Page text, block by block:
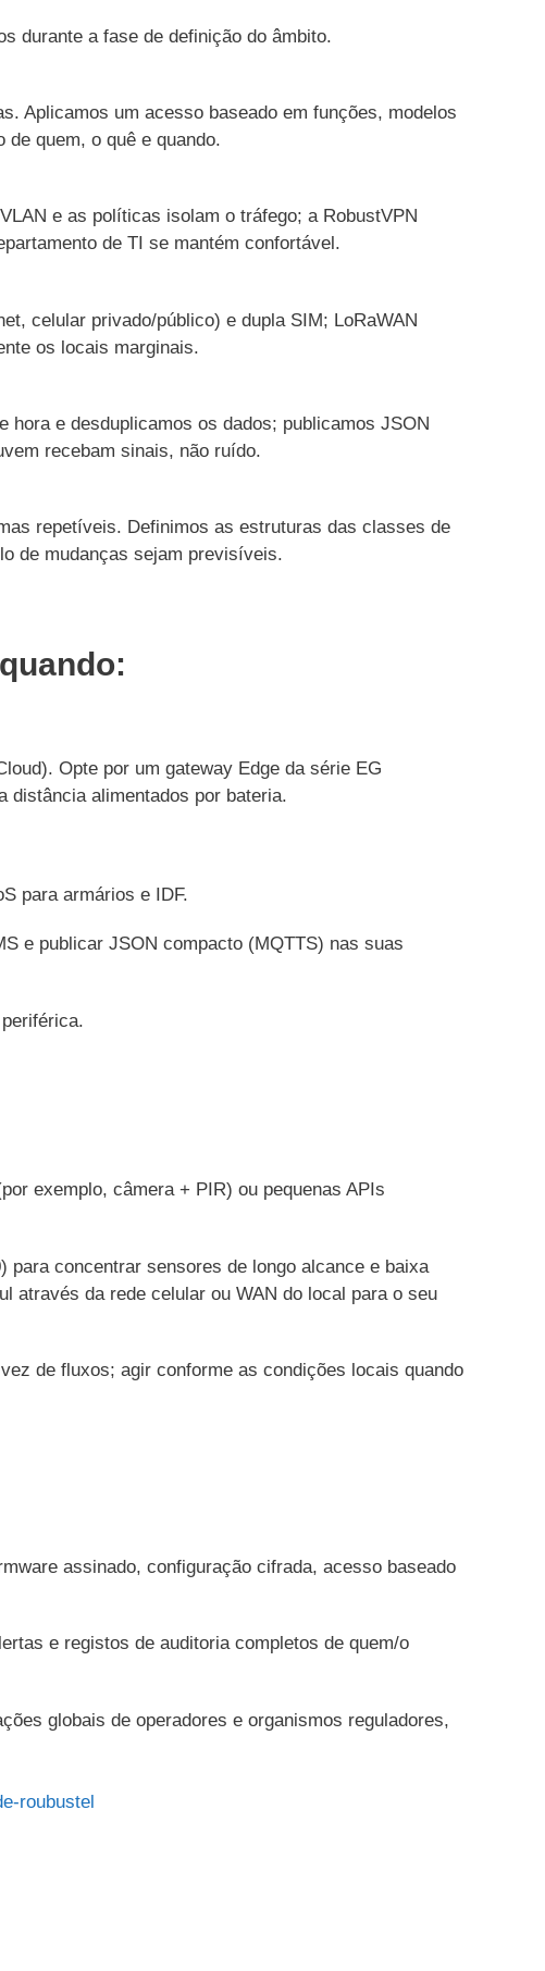
durante a fase de definição do âmbito.
Aplicamos um acesso baseado em funções, modelos
quem, o quê e quando.
e as políticas isolam o tráfego; a RobustVPN
de TI se mantém confortável.
celular privado/público) e dupla SIM; LoRaWAN
os locais marginais.
hora e desduplicamos os dados; publicamos JSON
recebam sinais, não ruído.
repetíveis. Definimos as estruturas das classes de
de mudanças sejam previsíveis.
Opte por um gateway Edge da série EG
distância alimentados por bateria.
para armários e IDF.
e publicar JSON compacto (MQTTS) nas suas
exemplo, câmera + PIR) ou pequenas APIs
concentrar sensores de longo alcance e baixa
através da rede celular ou WAN do local para o seu
de fluxos; agir conforme as condições locais quando
assinado, configuração cifrada, acesso baseado
e registos de auditoria completos de quem/o
globais de operadores e organismos reguladores,
roubustel